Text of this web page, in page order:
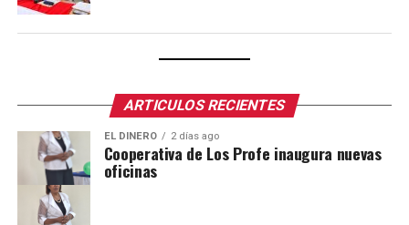
ARTICULOS RECIENTES
EL DINERO 2 días ago
Cooperativa de Los Profe inaugura nuevas
oficinas